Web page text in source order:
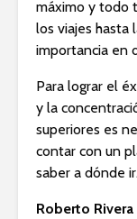
máximo y todo
los viajes hasta
importancia en
Para lograr el
y la
superiores es
contar con un
saber a dónde
Roberto